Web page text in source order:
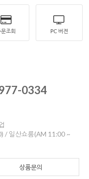
조회 PC 버젼
0334
/ 일산쇼룸(AM 11:00 ~
상품문의